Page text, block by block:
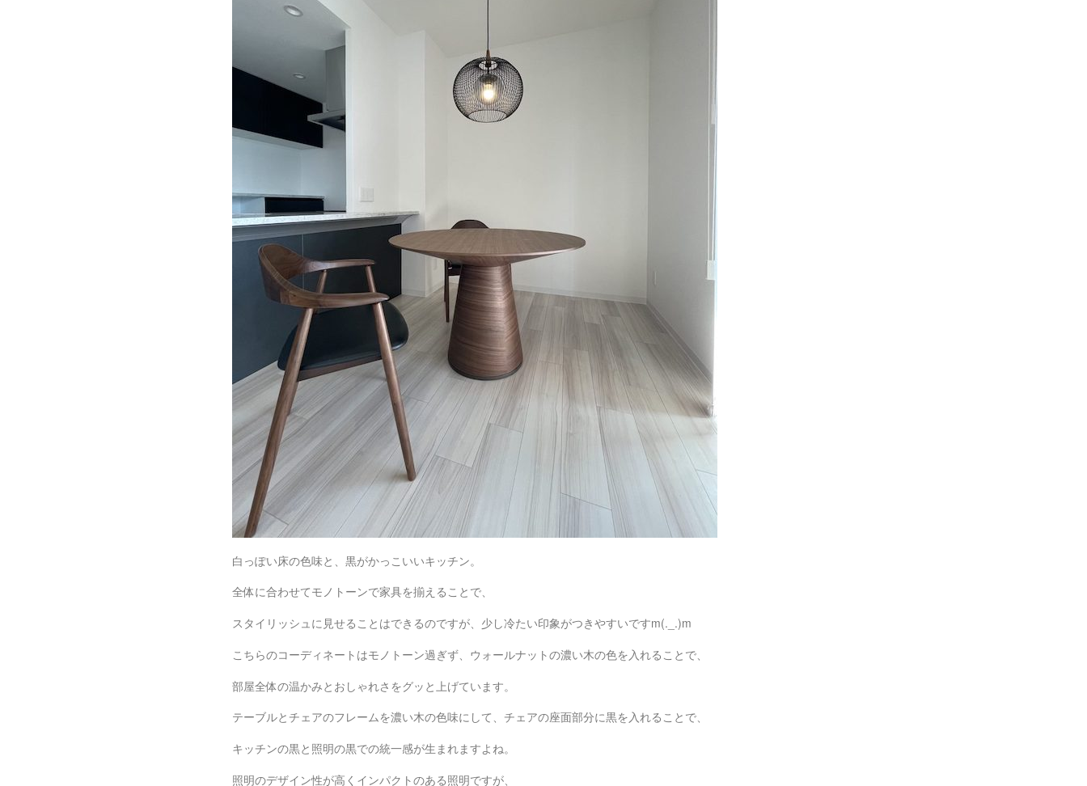
白っぽい床の色味と、黒がかっこいいキッチン。
全体に合わせてモノトーンで家具を揃えることで、
スタイリッシュに見せることはできるのですが、少し冷たい印象がつきやすいですm(._.)m
こちらのコーディネートはモノトーン過ぎず、ウォールナットの濃い木の色を入れることで、
部屋全体の温かみとおしゃれさをグッと上げています。
テーブルとチェアのフレームを濃い木の色味にして、チェアの座面部分に黒を入れることで、
キッチンの黒と照明の黒での統一感が生まれますよね。
照明のデザイン性が高くインパクトのある照明ですが、